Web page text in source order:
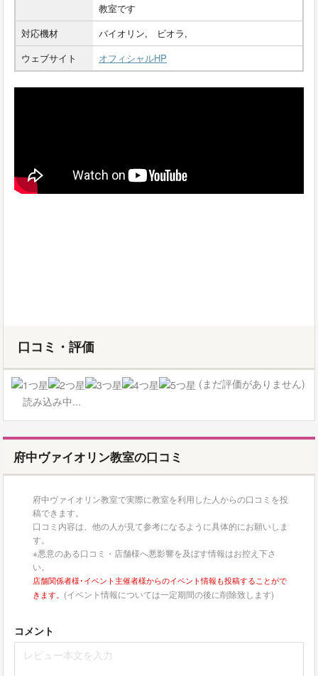
教室です
対応機材
バイオリン, ビオラ,
ウェブサイト
オフィシャルHP
口コミ・評価
(まだ評価がありません)
読み込み中...
府中ヴァイオリン教室の口コミ
府中ヴァイオリン教室で実際に教室を利用した人からの口コミを投
稿できます。
口コミ内容は、他の人が見て参考になるように具体的にお願いしま
す。
※悪意のある口コミ・店舗様へ悪影響を及ぼす情報はお控え下さ
い。
店舗関係者様･イベント主催者様からのイベント情報も投稿することがで
きます。 (イベント情報については一定期間の後に削除致します)
コメント